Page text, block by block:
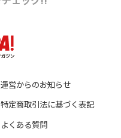
運営からのお知らせ
特定商取引法に基づく表記
よくある質問